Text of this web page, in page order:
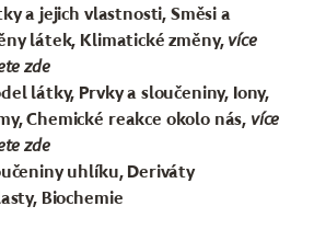
a jejich vlastnosti, Směsi a
látek, Klimatické změny, více
zde
látky, Prvky a sloučeniny, Iony,
Chemické reakce okolo nás, více
zde
uhlíku, Deriváty
Biochemie